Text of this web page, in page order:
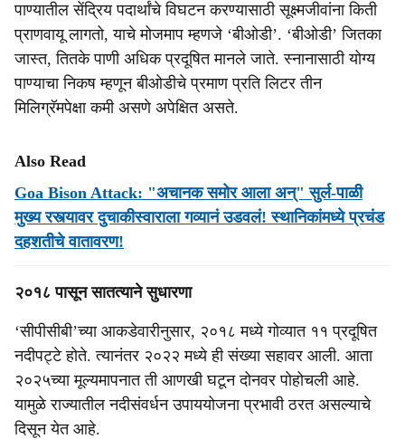
पाण्यातील सेंद्रिय पदार्थांचे विघटन करण्यासाठी सूक्ष्मजीवांना किती
प्राणवायू लागतो, याचे मोजमाप म्हणजे ‘बीओडी’. ‘बीओडी’ जितका
जास्त, तितके पाणी अधिक प्रदूषित मानले जाते. स्नानासाठी योग्य
पाण्याचा निकष म्हणून बीओडीचे प्रमाण प्रति लिटर तीन
मिलिग्रॅमपेक्षा कमी असणे अपेक्षित असते.
Also Read
Goa Bison Attack: "अचानक समोर आला अन्" सुर्ल-पाळी
मुख्य रस्त्यावर दुचाकीस्वाराला गव्यानं उडवलं! स्थानिकांमध्ये प्रचंड
दहशतीचे वातावरण!
२०१८ पासून सातत्याने सुधारणा
‘सीपीसीबी’च्या आकडेवारीनुसार, २०१८ मध्ये गोव्यात ११ प्रदूषित
नदीपट्टे होते. त्यानंतर २०२२ मध्ये ही संख्या सहावर आली. आता
२०२५च्या मूल्यमापनात ती आणखी घटून दोनवर पोहोचली आहे.
यामुळे राज्यातील नदीसंवर्धन उपाययोजना प्रभावी ठरत असल्याचे
दिसून येत आहे.